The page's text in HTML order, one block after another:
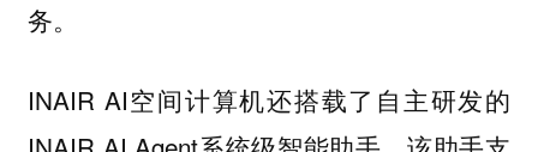
务。
INAIR AI空间计算机还搭载了自主研发的